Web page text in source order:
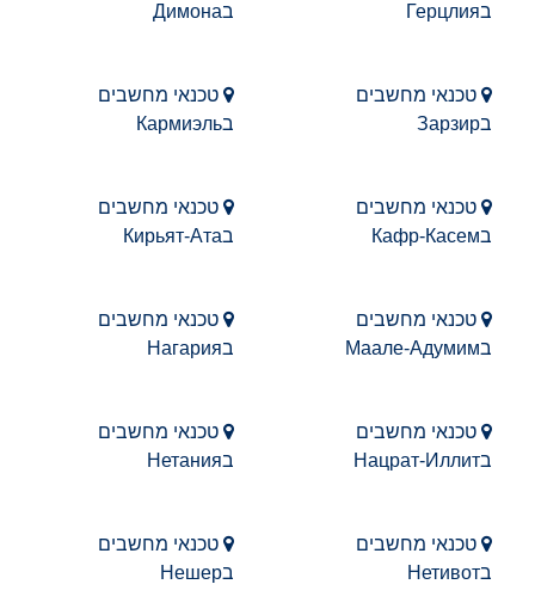
בГерцлия
בДимона
טכנאי מחשבים
בЗарзир
טכנאי מחשבים
בКармиэль
טכנאי מחשבים
בКафр-Касем
טכנאי מחשבים
בКирьят-Ата
טכנאי מחשבים
בМаале-Адумим
טכנאי מחשבים
בНагария
טכנאי מחשבים
בНацрат-Иллит
טכנאי מחשבים
בНетания
טכנאי מחשבים
בНетивот
טכנאי מחשבים
בНешер